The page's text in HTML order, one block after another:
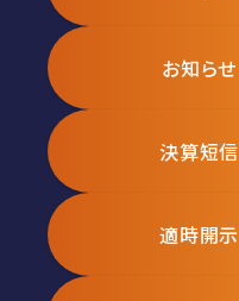
お知らせ
決算短信
適時開示